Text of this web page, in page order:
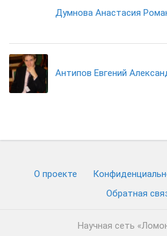
Думнова Анастасия
Антипов Евгений
О проекте
Обратная
Научная сеть